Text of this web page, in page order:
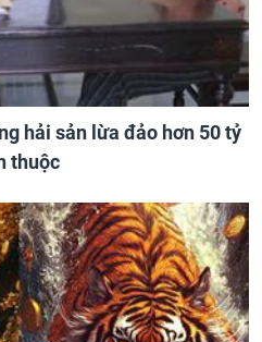
hải sản lừa đảo hơn 50 tỷ
thuộc